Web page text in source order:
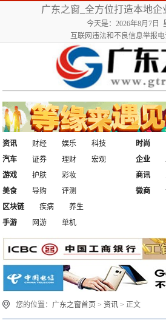
广东之窗_全方位打造本地企
今天是：2026年8月7日
互联网违法和不良信息举报电
资讯 财经 娱乐
科技
汽车
证券 理财 宏观
时尚
企业
游戏
护肤
彩妆
美食
导购 评测
商讯
微商
区块链
疾病
养生
手游
网游 单机
您的位置： 广东之窗首页 >资讯 > 正文